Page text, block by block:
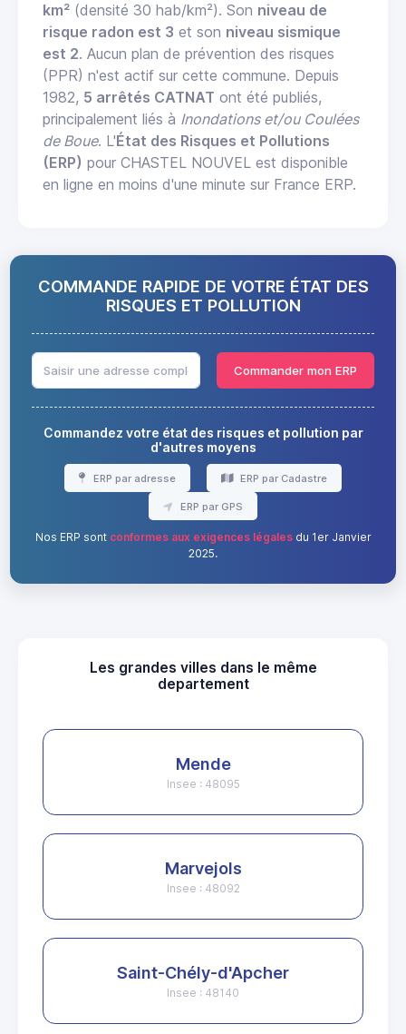
km² (densité 30 hab/km²). Son niveau de
risque radon est 3 et son niveau sismique
est 2. Aucun plan de prévention des risques
(PPR) n'est actif sur cette commune. Depuis
1982, 5 arrêtés CATNAT ont été publiés,
principalement liés à Inondations et/ou Coulées
de Boue. L'État des Risques et Pollutions
(ERP) pour CHASTEL NOUVEL est disponible
en ligne en moins d'une minute sur France ERP.
COMMANDE RAPIDE DE VOTRE ÉTAT DES
RISQUES ET POLLUTION
Commander mon ERP
Commandez votre état des risques et pollution par
d'autres moyens
ERP par adresse ERP par Cadastre
ERP par GPS
Nos ERP sont conformes aux exigences légalesdu 1er Janvier
2025.
Les grandes villes dans le même
departement
Mende
Insee : 48095
Marvejols
Insee : 48092
Saint-Chély-d'Apcher
Insee : 48140